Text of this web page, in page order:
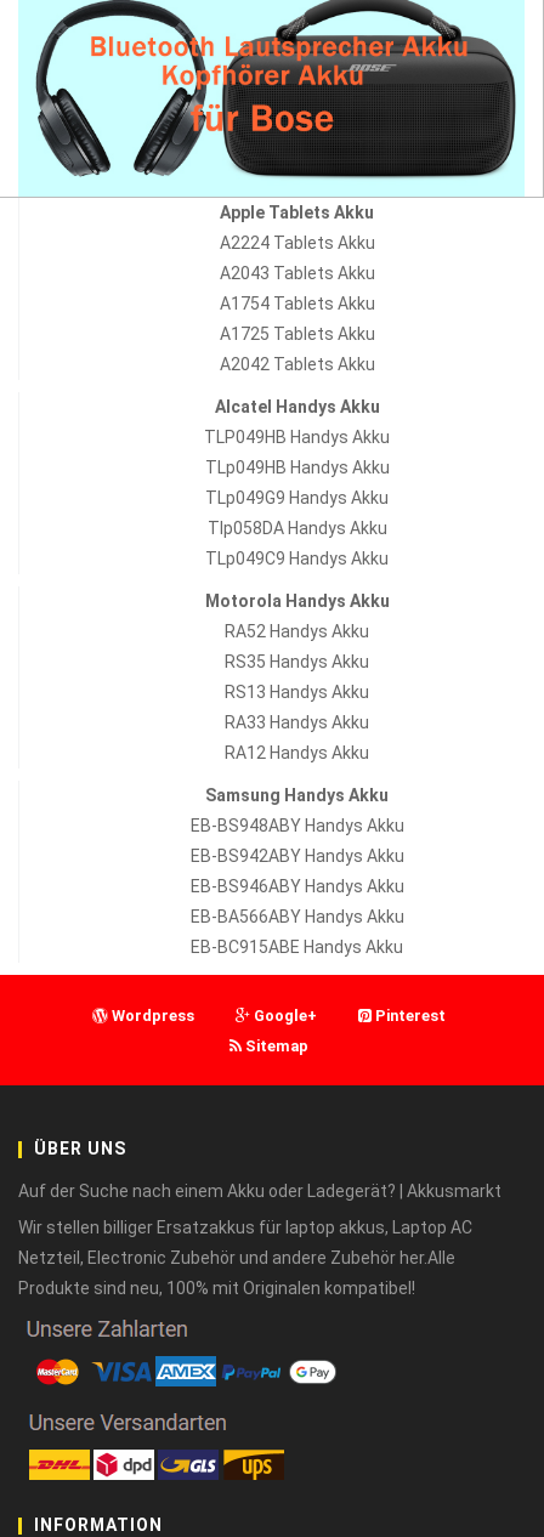
Apple Tablets Akku
A2224 Tablets Akku
A2043 Tablets Akku
A1754 Tablets Akku
A1725 Tablets Akku
A2042 Tablets Akku
Alcatel Handys Akku
TLP049HB Handys Akku
TLp049HB Handys Akku
TLp049G9 Handys Akku
Tlp058DA Handys Akku
TLp049C9 Handys Akku
Motorola Handys Akku
RA52 Handys Akku
RS35 Handys Akku
RS13 Handys Akku
RA33 Handys Akku
RA12 Handys Akku
Samsung Handys Akku
EB-BS948ABY Handys Akku
EB-BS942ABY Handys Akku
EB-BS946ABY Handys Akku
EB-BA566ABY Handys Akku
EB-BC915ABE Handys Akku
Wordpress Google+
Pinterest
Sitemap
ÜBER UNS
Auf der Suche nach einem Akku oder Ladegerät? | Akkusmarkt
Wir stellen billiger Ersatzakkus für laptop akkus, Laptop AC
Netzteil, Electronic Zubehör und andere Zubehör her.Alle
Produkte sind neu, 100% mit Originalen kompatibel!
INFORMATION